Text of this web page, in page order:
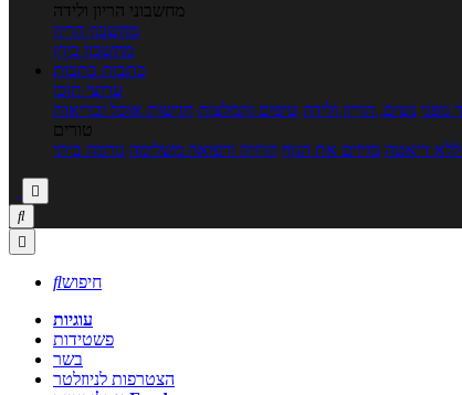
מחשבוני הריון ולידה
מחשבון הריון
מחשבון ביוץ
כתבות כתבות
ערוצי תוכן
גופני נשים, הריון ולידה טיפים והמלצות חדשות אוכל ובריאות
טורים
ללא דיאטה מזיזים את הגוף הרזיה ורפואה משלימה גורמה ביתי



חיפוש
עוגיות
פשטידות
בשר
הצטרפות לניוזלטר